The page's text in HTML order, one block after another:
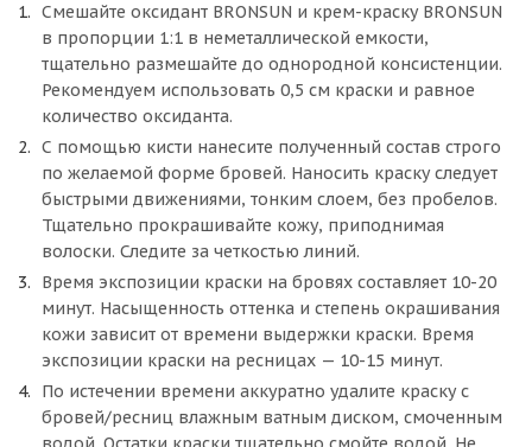
Смешайте оксидант BRONSUN и крем-краску BRONSUN
в пропорции 1:1 в неметаллической емкости,
тщательно размешайте до однородной консистенции.
Рекомендуем использовать 0,5 см краски и равное
количество оксиданта.
С помощью кисти нанесите полученный состав строго
по желаемой форме бровей. Наносить краску следует
быстрыми движениями, тонким слоем, без пробелов.
Тщательно прокрашивайте кожу, приподнимая
волоски. Следите за четкостью линий.
Время экспозиции краски на бровях составляет 10-20
минут. Насыщенность оттенка и степень окрашивания
кожи зависит от времени выдержки краски. Время
экспозиции краски на ресницах — 10-15 минут.
По истечении времени аккуратно удалите краску с
бровей/ресниц влажным ватным диском, смоченным